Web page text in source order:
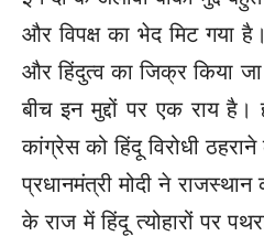
और विपक्ष का भेद मिट गया
और हिंदुत्व का जिक्र किया जा
बीच इन मुद्दों पर एक राय
कांग्रेस को हिंदू विरोधी
प्रधानमंत्री मोदी ने
के राज में हिंदू त्योहारों पर